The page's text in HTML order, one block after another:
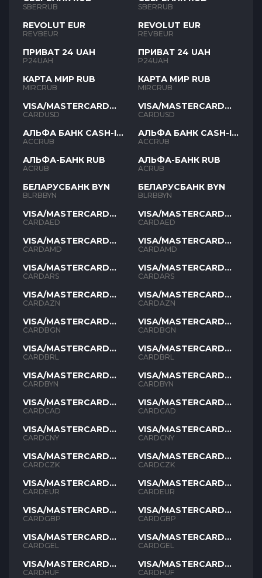
SBERRUB
REVOLUT EUR
REVBEUR
ПРИВАТ 24 UAH
P24UAH
КАРТА МИР RUB
MIRCRUB
VISA/MASTERCARD
USD
CARDUSD
АЛЬФА БАНК CASH-IN
RUB
ACCRUB
АЛЬФА-БАНК RUB
ACRUB
БЕЛАРУСБАНК BYN
BLRBBYN
VISA/MASTERCARD
AED
CARDAED
VISA/MASTERCARD
AMD
CARDAMD
VISA/MASTERCARD
ARS
CARDARS
VISA/MASTERCARD
AZN
CARDAZN
VISA/MASTERCARD
BGN
CARDBGN
VISA/MASTERCARD
BRL
CARDBRL
VISA/MASTERCARD
BYN
CARDBYN
VISA/MASTERCARD
CAD
CARDCAD
VISA/MASTERCARD
CNY
CARDCNY
VISA/MASTERCARD
CZK
CARDCZK
VISA/MASTERCARD
EUR
CARDEUR
VISA/MASTERCARD
GBP
CARDGBP
VISA/MASTERCARD
GEL
CARDGEL
VISA/MASTERCARD
HUF
CARDHUF
SBERRUB
REVOLUT EUR
REVBEUR
ПРИВАТ 24 UAH
P24UAH
КАРТА МИР RUB
MIRCRUB
VISA/MASTERCARD
USD
CARDUSD
АЛЬФА БАНК CASH-IN
RUB
ACCRUB
АЛЬФА-БАНК RUB
ACRUB
БЕЛАРУСБАНК BYN
BLRBBYN
VISA/MASTERCARD
AED
CARDAED
VISA/MASTERCARD
AMD
CARDAMD
VISA/MASTERCARD
ARS
CARDARS
VISA/MASTERCARD
AZN
CARDAZN
VISA/MASTERCARD
BGN
CARDBGN
VISA/MASTERCARD
BRL
CARDBRL
VISA/MASTERCARD
BYN
CARDBYN
VISA/MASTERCARD
CAD
CARDCAD
VISA/MASTERCARD
CNY
CARDCNY
VISA/MASTERCARD
CZK
CARDCZK
VISA/MASTERCARD
EUR
CARDEUR
VISA/MASTERCARD
GBP
CARDGBP
VISA/MASTERCARD
GEL
CARDGEL
VISA/MASTERCARD
HUF
CARDHUF